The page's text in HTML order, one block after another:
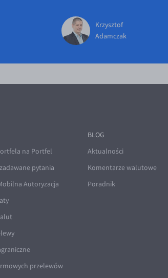
Krzysztof
Adamczak
na Portfel
pytania
Autoryzacja
przelewów
BLOG
Aktualności
Komentarze walutowe
Poradnik